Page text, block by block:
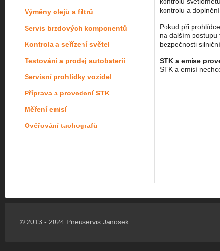
Výměny olejů a filtrů
Servis brzdových komponentů
Kontrola a seřízení světel
Testování a prodej autobaterií
Servisní prohlídky vozidel
Příprava a provedení STK
Měření emisí
Ověřování tachografů
kontrolu a
Pokud při
na dalším postupu
bezpečnosti
STK a emise
STK a emisí
© 2013 - 2024 Pneuservis Janošek